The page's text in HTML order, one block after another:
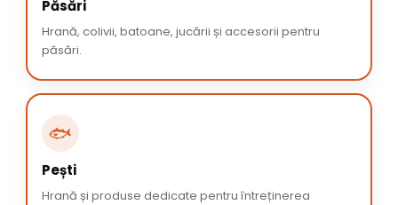
Păsări
Hrană, colivii, batoane, jucării și accesorii pentru
păsări.
🐟
Pești
Hrană și produse dedicate pentru întreținerea